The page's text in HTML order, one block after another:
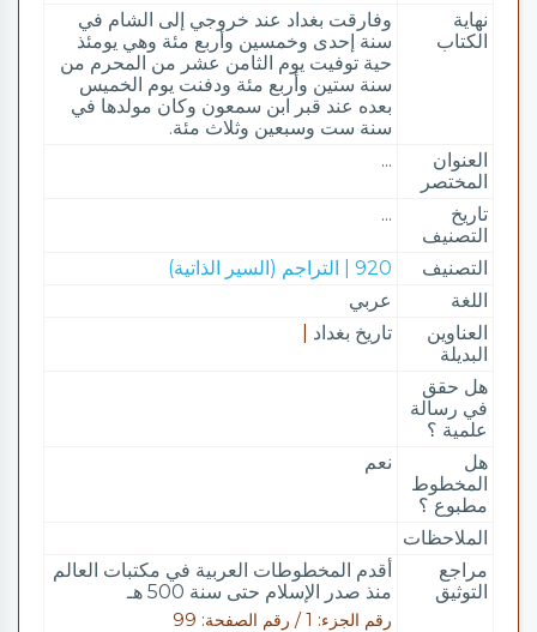
نهاية
الكتاب
وفارقت بغداد عند خروجي إلى الشام في
سنة إحدى وخمسين وأربع مئة وهي يومئذ
حية توفيت يوم الثامن عشر من المحرم من
سنة ستين وأربع مئة ودفنت يوم الخميس
بعده عند قبر ابن سمعون وكان مولدها في
سنة ست وسبعين وثلاث مئة.
العنوان
المختصر
...
تاريخ
التصنيف
...
التصنيف
920 | التراجم (السير الذاتية)
اللغة
عربي
العناوين
البديلة
تاريخ بغداد
هل حقق
في رسالة
علمية ؟
هل
المخطوط
مطبوع ؟
نعم
الملاحظات
مراجع
التوثيق
أقدم المخطوطات العربية في مكتبات العالم
منذ صدر الإسلام حتى سنة 500 هـ
رقم الجزء: 1 / رقم الصفحة: 99